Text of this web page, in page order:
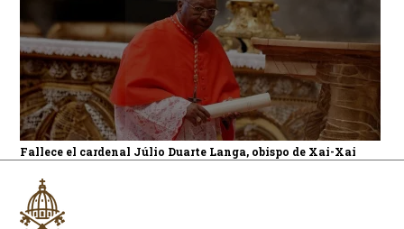
Fallece el cardenal Júlio Duarte Langa, obispo de Xai-Xai